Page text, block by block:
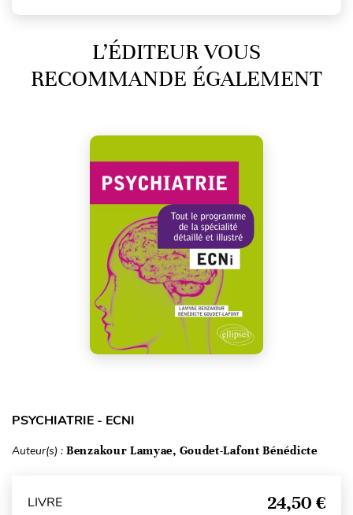
L’ÉDITEUR VOUS
RECOMMANDE ÉGALEMENT
PSYCHIATRIE - ECNI
Auteur(s) : Benzakour Lamyae, Goudet-Lafont Bénédicte
LIVRE 24,50 €